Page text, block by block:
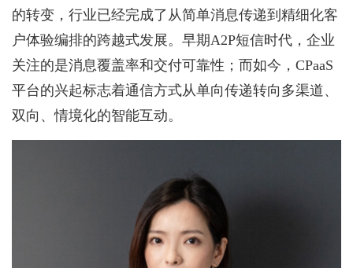
的转变，行业已经完成了从简单消息传递到精细化客
户体验编排的跨越式发展。早期A2P短信时代，企业
关注的是消息覆盖率和交付可靠性；而如今，CPaaS
平台的兴起标志着通信方式从单向传递转向多渠道、
双向、情境化的智能互动。